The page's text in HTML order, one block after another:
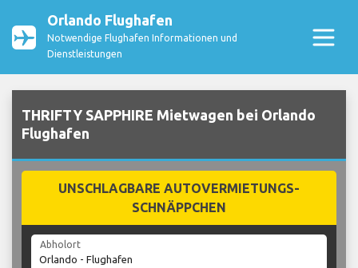
Orlando Flughafen
Notwendige Flughafen Informationen und
Dienstleistungen
THRIFTY SAPPHIRE Mietwagen bei Orlando
Flughafen
UNSCHLAGBARE AUTOVERMIETUNGS-
SCHNÄPPCHEN
Abholort